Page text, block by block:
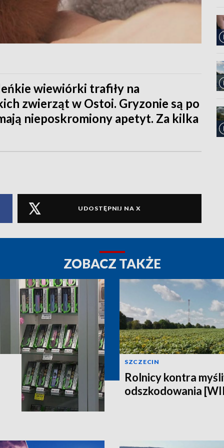
wiewiórki trafiły na
zwierząt w Ostoi. Gryzonie są po
nieposkromiony apetyt. Za kilka
UDOSTĘPNIJ NA X
ZOBACZ TAKŻE
SZCZECIN
Rolnicy kontra
odszkodowania